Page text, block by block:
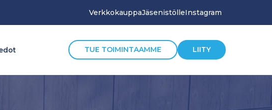
VerkkokauppaJäsenistölleInstagram
TUE TOIMINTAAMME LIITY